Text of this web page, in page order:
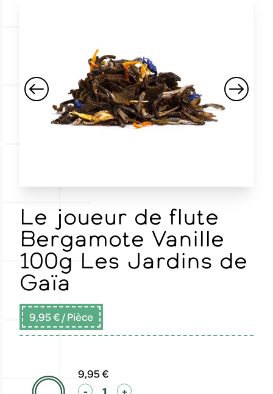
Le joueur de flute
Bergamote Vanille
100g Les Jardins de
Gaïa
9,95 €/ Pièce
9,95 €
- +